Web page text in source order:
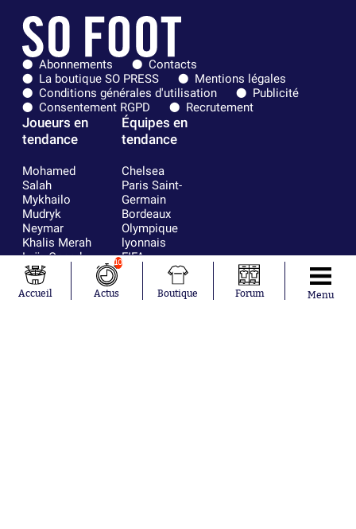
Abonnements
Contacts
La boutique SO PRESS
Mentions légales
Conditions générales d'utilisation
Publicité
Consentement RGPD
Recrutement
Joueurs en
tendance
Mohamed
Salah
Mykhailo
Mudryk
Neymar
Khalis Merah
Loïs Openda
Moussa
Niakhaté
Nicolás
Équipes en
tendance
Chelsea
Paris Saint-
Germain
Bordeaux
Olympique
lyonnais
FIFA
Real Madrid
RC Strasbourg
AC Milan
Accueil
10
Actus Boutique Forum Menu